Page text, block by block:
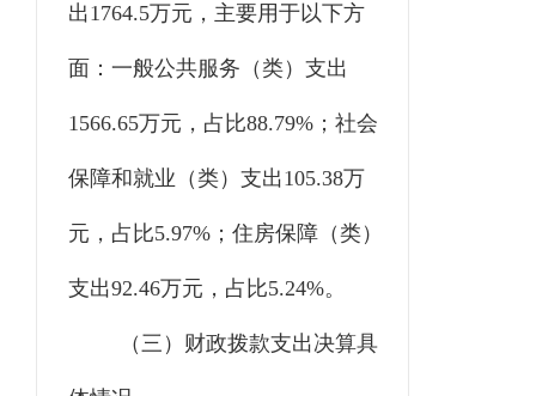
出1764.5万元，主要用于以下方
面：一般公共服务（类）支出
1566.65万元，占比88.79%；社会
保障和就业（类）支出105.38万
元，占比5.97%；住房保障（类）
支出92.46万元，占比5.24%。
（三）财政拨款支出决算具